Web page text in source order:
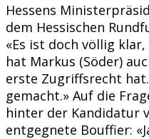
Hessens
dem Hessischen
«Es ist doch völlig
hat Markus (Söder)
erste Zugriffsrecht
gemacht.» Auf die
hinter der Kandidatur
entgegnete Bouffier: